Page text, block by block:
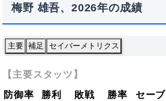
梅野 雄吾、2026年の成績
主要 補足 セイバーメトリクス
【主要スタッツ】
防御率
勝利 敗戦 勝率 セーブ